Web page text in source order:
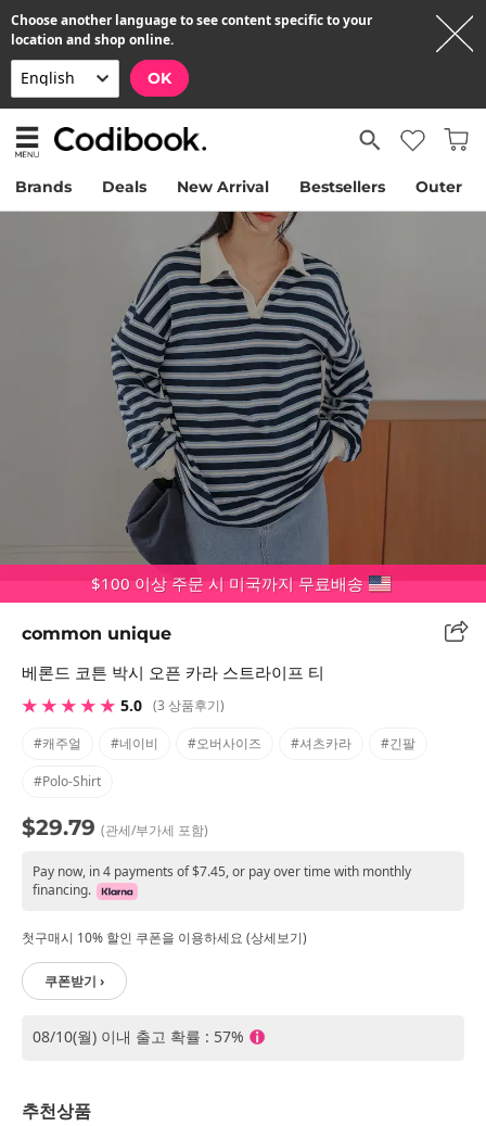
Choose another language to see content specific to your
location and shop online.
OK
Brands Deals New Arrival Bestsellers Outer
$100 이상 주문 시 미국까지 무료배송
common unique
베론드 코튼 박시 오픈 카라 스트라이프 티
★ ★ ★ ★ ★ 5.0 (3 상품후기)
#캐주얼 #네이비 #오버사이즈 #셔츠카라 #긴팔
#polo-Shirt
$29.79 (관세/부가세 포함)
Pay now, in 4 payments of $7.45, or pay over time with monthly
financing.
첫구매시 10% 할인 쿠폰을 이용하세요 (상세보기)
쿠폰받기 ›
08/10(월) 이내 출고 확률 : 57%
추천상품